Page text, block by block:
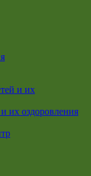
и их
их оздоровления